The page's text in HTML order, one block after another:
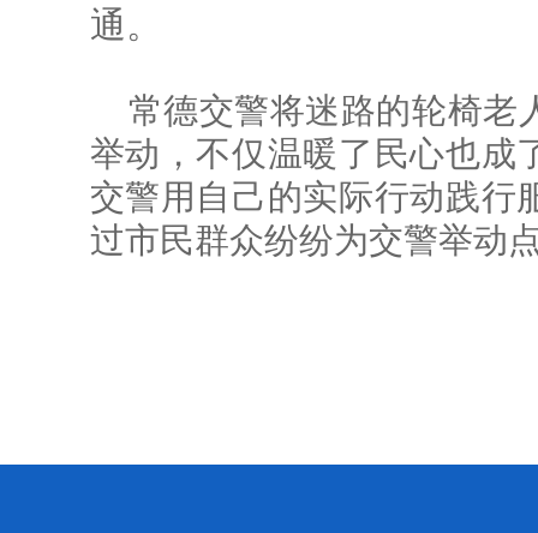
通。
常德交警将迷路的轮椅老
举动，不仅温暖了民心也成
交警用自己的实际行动践行
过市民群众纷纷为交警举动